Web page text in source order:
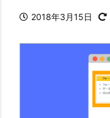
2018年3月15日